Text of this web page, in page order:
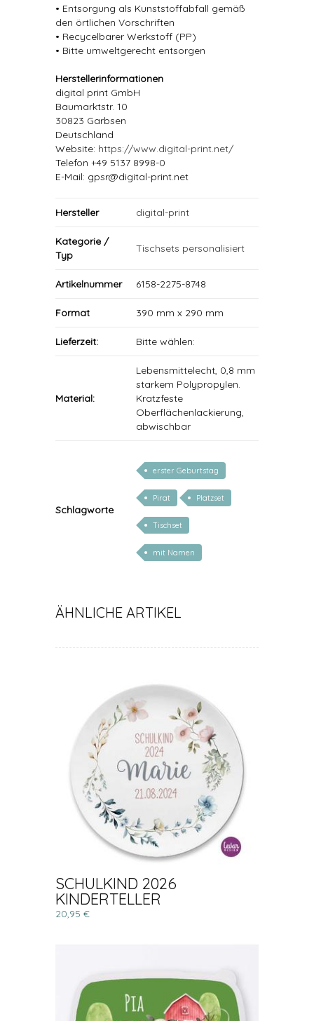
• Entsorgung als Kunststoffabfall gemäß
den örtlichen Vorschriften
• Recycelbarer Werkstoff (PP)
• Bitte umweltgerecht entsorgen
Herstellerinformationen
digital print GmbH
Baumarktstr. 10
30823 Garbsen
Deutschland
Website: https://www.digital-print.net/
Telefon +49 5137 8998-0
E-Mail: gpsr@digital-print.net
Hersteller digital-print
Kategorie /
Typ
Tischsets personalisiert
Artikelnummer 6158-2275-8748
Format 390 mm x 290 mm
Lieferzeit: Bitte wählen:
Material:
Lebensmittelecht, 0,8 mm
starkem Polypropylen.
Kratzfeste
Oberflächenlackierung,
abwischbar
Schlagworte
erster Geburtstag
Pirat Platzset
Tischset
mit Namen
ÄHNLICHE ARTIKEL
SCHULKIND 2026
KINDERTELLER
20,95 €